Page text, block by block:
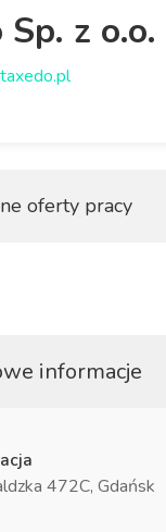
z o.o.
oferty pracy
informacje
472C, Gdańsk